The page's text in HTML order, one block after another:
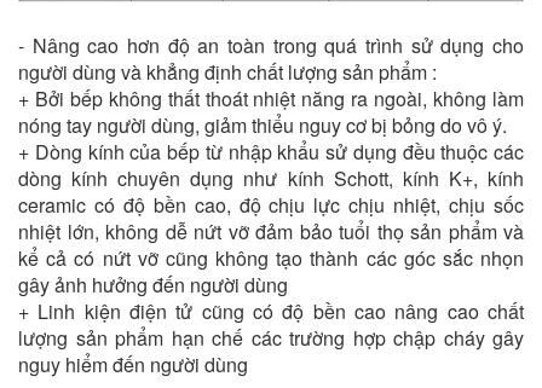
- Nâng cao hơn độ an toàn trong quá trình sử dụng cho
người dùng và khẳng định chất lượng sản phẩm :
+ Bởi bếp không thất thoát nhiệt năng ra ngoài, không làm
nóng tay người dùng, giảm thiểu nguy cơ bị bỏng do vô ý.
+ Dòng kính của bếp từ nhập khẩu sử dụng đều thuộc các
dòng kính chuyên dụng như kính Schott, kính K+, kính
ceramic có độ bền cao, độ chịu lực chịu nhiệt, chịu sốc
nhiệt lớn, không dễ nứt vỡ đảm bảo tuổi thọ sản phẩm và
kể cả có nứt vỡ cũng không tạo thành các góc sắc nhọn
gây ảnh hưởng đến người dùng
+ Linh kiện điện tử cũng có độ bền cao nâng cao chất
lượng sản phẩm hạn chế các trường hợp chập cháy gây
nguy hiểm đến người dùng